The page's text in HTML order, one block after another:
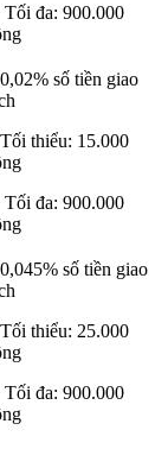
đa: 900.000
số tiền giao
thiểu: 15.000
đa: 900.000
số tiền giao
thiểu: 25.000
đa: 900.000